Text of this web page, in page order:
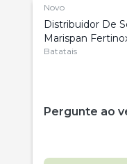
Novo
Distribuidor De
Marispan
Citrus
Batatais
Pergunte ao